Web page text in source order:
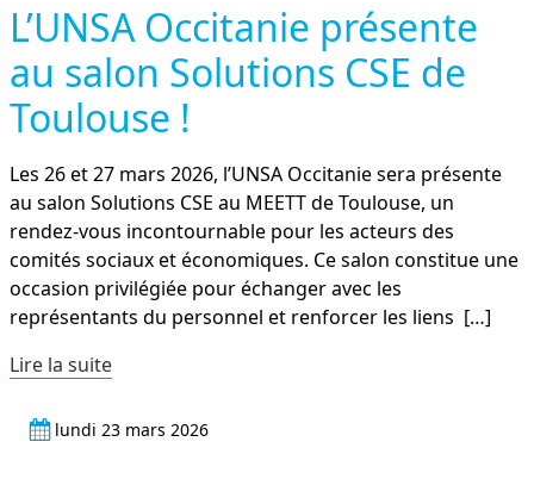
L’UNSA Occitanie présente
au salon Solutions CSE de
Toulouse !
Les 26 et 27 mars 2026, l’UNSA Occitanie sera présente
au salon Solutions CSE au MEETT de Toulouse, un
rendez-vous incontournable pour les acteurs des
comités sociaux et économiques. Ce salon constitue une
occasion privilégiée pour échanger avec les
représentants du personnel et renforcer les liens […]
Lire la suite
lundi 23 mars 2026